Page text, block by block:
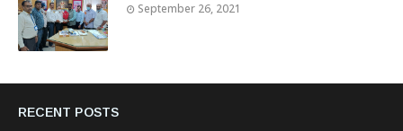
September 26, 2021
RECENT POSTS